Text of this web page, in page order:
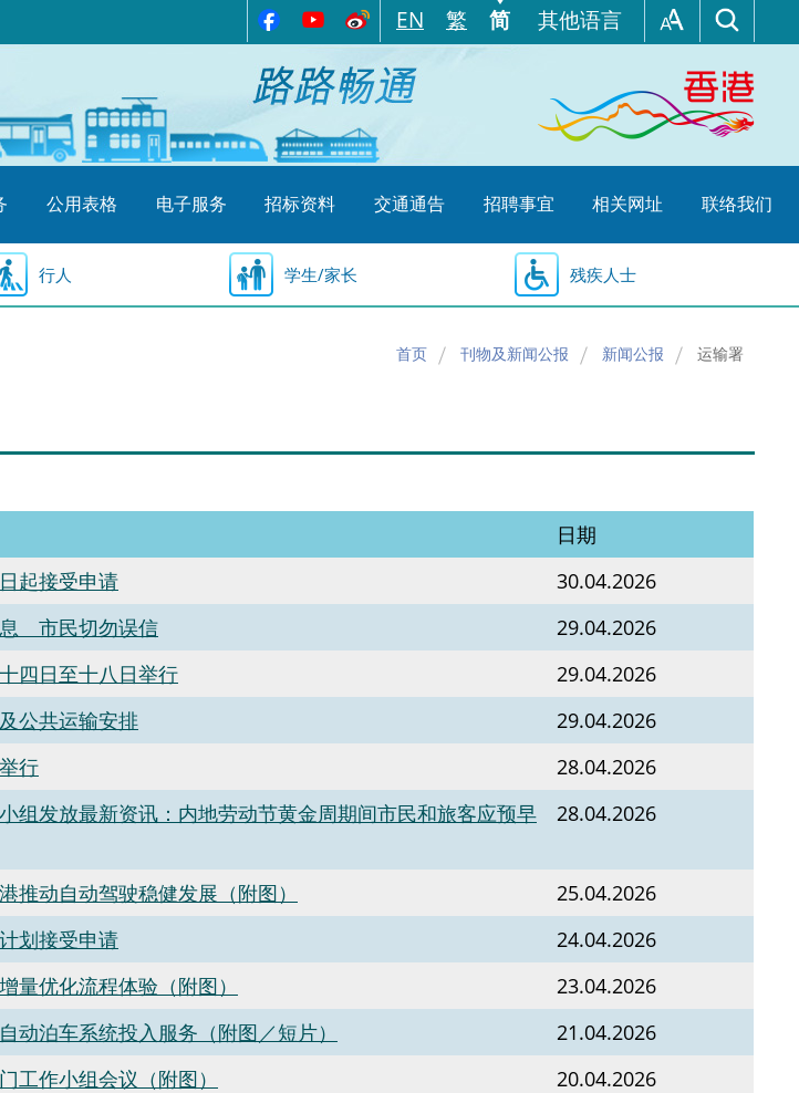
EN 繁 简 其他语言
公用表格 电子服务 招标资料 交通通告 招聘事宜 相关网址 联络我们
行人 学生/家长 残疾人士
首页 刊物及新闻公报 新闻公报 运输署
日期
起接受申请
30.04.2026
息 市民切勿误信
29.04.2026
四日至十八日举行
29.04.2026
公共运输安排
29.04.2026
行
28.04.2026
组发放最新资讯：内地劳动节黄金周期间市民和旅客应预早
28.04.2026
动自动驾驶稳健发展（附图）
25.04.2026
划接受申请
24.04.2026
优化流程体验（附图）
23.04.2026
动泊车系统投入服务（附图／短片）
21.04.2026
工作小组会议（附图）
20.04.2026